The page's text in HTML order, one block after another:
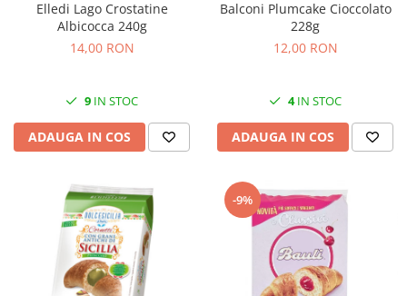
Elledi Lago Crostatine
Albicocca 240g
14,00 RON
9 IN STOC
ADAUGA IN COS
Balconi Plumcake Cioccolato
228g
12,00 RON
4IN STOC
ADAUGA IN COS
-9%